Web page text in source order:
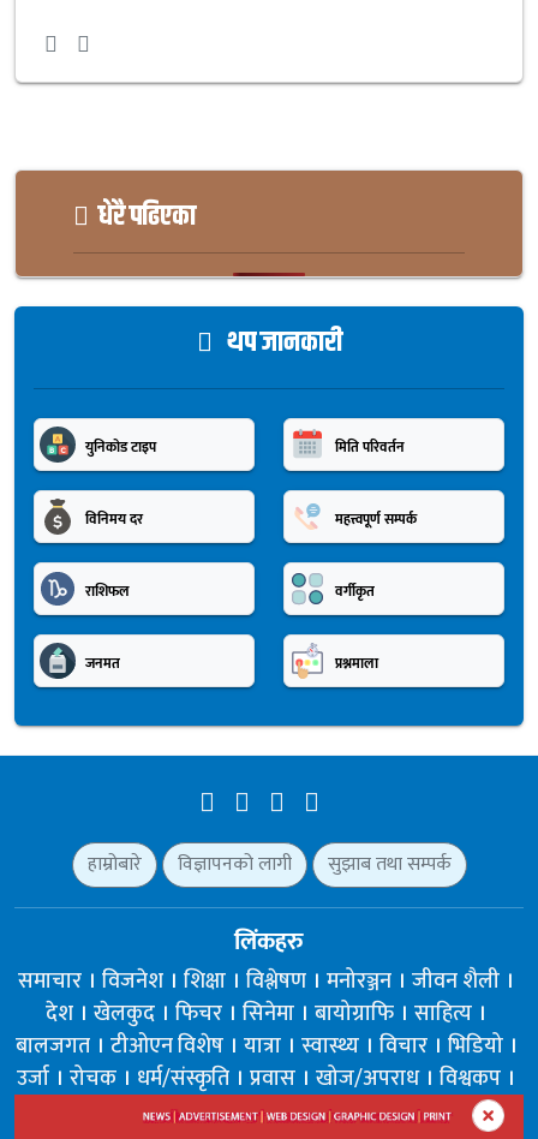
धेरै पढिएका
थप जानकारी
युनिकोड टाइप मिति परिवर्तन
विनिमय दर महत्त्वपूर्ण सम्पर्क
राशिफल वर्गीकृत
जनमत प्रश्नमाला
हाम्रोबारे विज्ञापनको लागी सुझाब तथा सम्पर्क
लिंकहरु
समाचार विजनेश शिक्षा विश्लेषण मनोरञ्जन जीवन शैली
देश खेलकुद फिचर सिनेमा बायोग्राफि साहित्य
बालजगत टीओएन विशेष यात्रा स्वास्थ्य विचार भिडियो
उर्जा रोचक धर्म/संस्कृति प्रवास खोज/अपराध विश्वकप
पर्यटन क्रिकेट सहकारी रोजगार कृषि